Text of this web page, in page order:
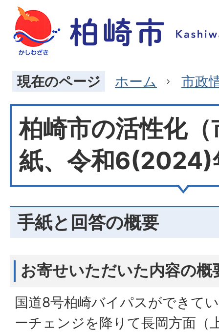
現在のページ ホーム 市政
柏崎市の活性化
紙、令和6(2024)
手紙と回答の概要
お寄せいただいた内容の概
国道8号柏崎バイパスができて
ーチェンジを降りて長岡方面（